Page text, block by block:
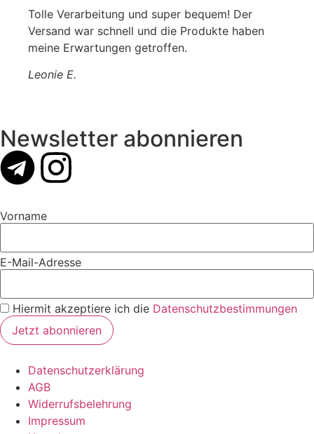
Tolle Verarbeitung und super bequem! Der
Versand war schnell und die Produkte haben
meine Erwartungen getroffen.
Leonie E.
Newsletter abonnieren
Vorname
E-Mail-Adresse
Hiermit akzeptiere ich die Datenschutzbestimmungen
Datenschutzerklärung
AGB
Widerrufsbelehrung
Impressum